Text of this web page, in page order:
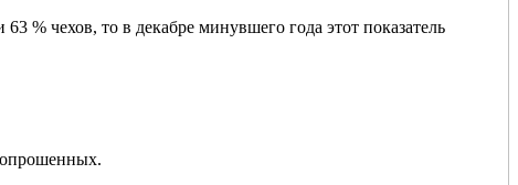
% чехов, то в декабре минувшего года этот показатель
опрошенных.